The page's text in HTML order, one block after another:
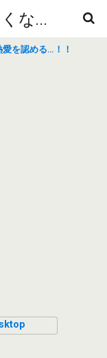
思わず誰かに教えたくなるニュースや雑学
を認める…！！